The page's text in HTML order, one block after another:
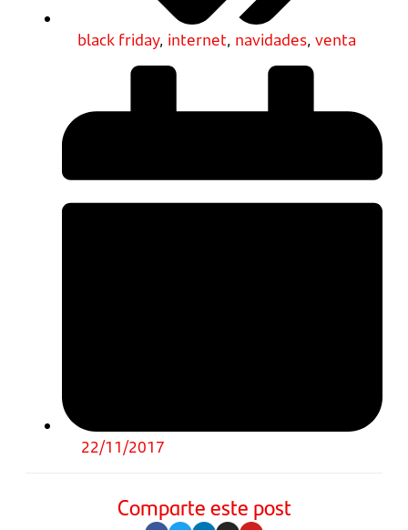
black friday, internet, navidades, venta
22/11/2017
Comparte este post